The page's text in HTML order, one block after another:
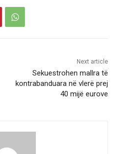
Next article
Sekuestrohen mallra të
kontrabanduara në vlerë prej
40 mijë eurove